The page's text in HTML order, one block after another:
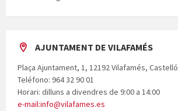
AJUNTAMENT DE VILAFAMÉS
Plaça Ajuntament, 1, 12192 Vilafamés, Castelló
Teléfono: 964 32 90 01
Horari: dilluns a divendres de 9:00 a 14:00
e-mail:info@vilafames.es